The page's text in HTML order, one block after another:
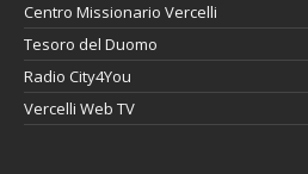
Centro Missionario Vercelli
Tesoro del Duomo
Radio City4You
Vercelli Web TV